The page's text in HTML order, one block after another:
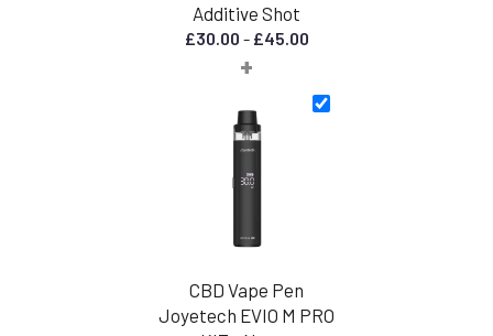
Additive Shot
£30.00 - £45.00Rango
desde
+
CBD Vape Pen
Joyetech EVIO M PRO